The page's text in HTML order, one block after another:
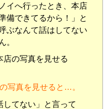
イへ行ったとき、本店
備できてるから！」と
ぶなんて話はしてない
。
写真を見せると…。